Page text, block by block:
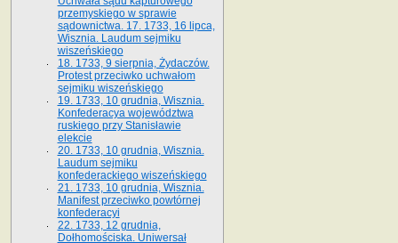
przemyskiego w sprawie
sądownictwa. 17. 1733, 16 lipca,
Wisznia. Laudum sejmiku
wiszeńskiego
18. 1733, 9 sierpnia, Żydaczów.
Protest przeciwko uchwałom
sejmiku wiszeńskiego
19. 1733, 10 grudnia, Wisznia.
Konfederacya województwa
ruskiego przy Stanisławie
elekcie
20. 1733, 10 grudnia, Wisznia.
Laudum sejmiku
konfederackiego wiszeńskiego
21. 1733, 10 grudnia, Wisznia.
Manifest przeciwko powtórnej
konfederacyi
22. 1733, 12 grudnia,
Dołhomościska. Uniwersał